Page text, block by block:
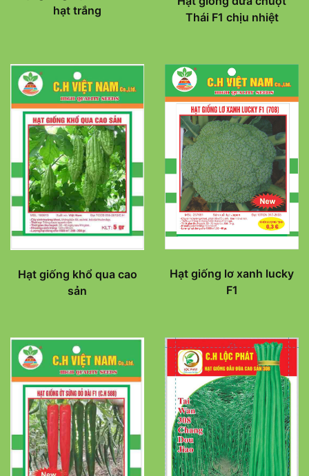
hạt trắng
Thái F1 chịu nhiệt
Hạt giống khổ qua cao
sản
Hạt giống lơ xanh lucky
F1